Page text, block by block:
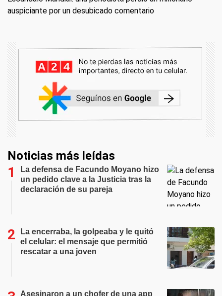
auspiciante por un desubicado comentario
Noticias más leídas
La defensa de Facundo Moyano hizo
un pedido clave a la Justicia tras la
declaración de su pareja
La encerraba, la golpeaba y le quitó
el celular: el mensaje que permitió
rescatar a una joven
Asesinaron a un chofer de una app